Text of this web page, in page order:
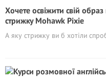
Хочете освіжити свій образ
стрижку Mohawk Pixie
А яку стрижку ви б хотіли